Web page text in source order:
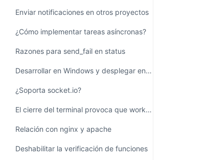
Enviar notificaciones en otros proyectos
¿Cómo implementar tareas asíncronas?
Razones para send_fail en status
Desarrollar en Windows y desplegar en Linux
¿Soporta socket.io?
El cierre del terminal provoca que workerman se detenga
Relación con nginx y apache
Deshabilitar la verificación de funciones